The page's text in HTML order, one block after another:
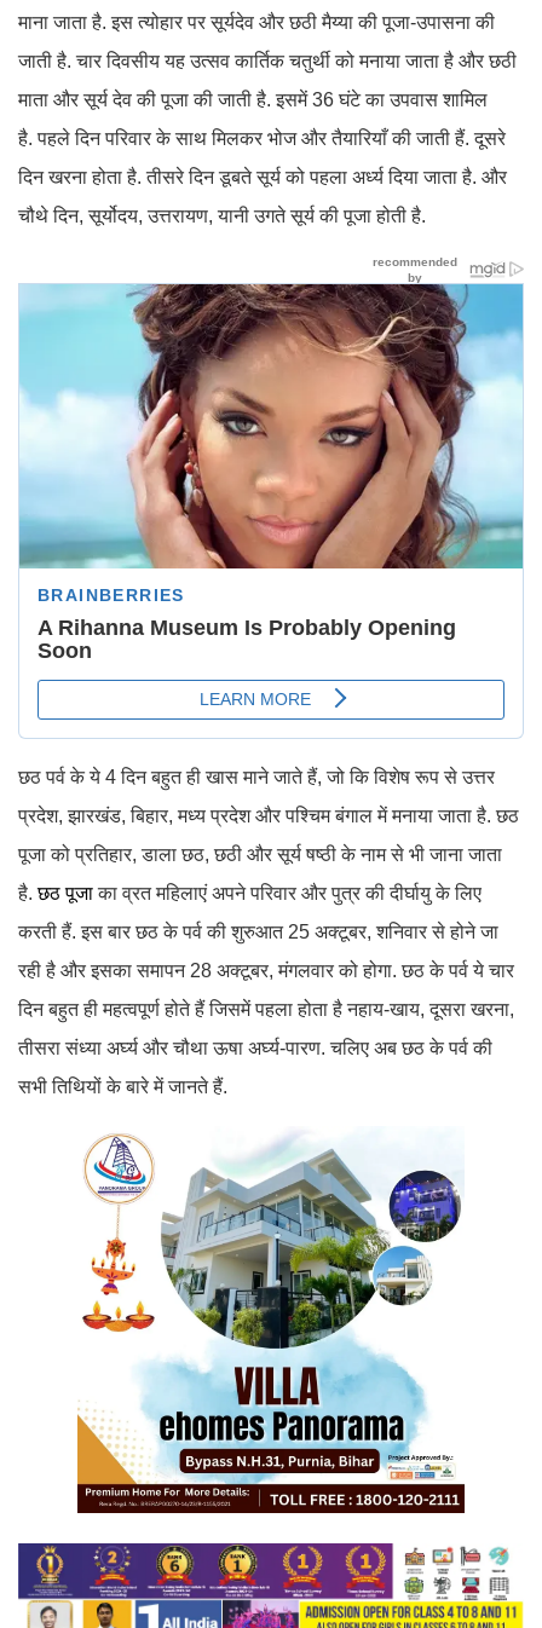
माना जाता है. इस त्योहार पर सूर्यदेव और छठी मैय्या की पूजा-उपासना की
जाती है. चार दिवसीय यह उत्सव कार्तिक चतुर्थी को मनाया जाता है और छठी
माता और सूर्य देव की पूजा की जाती है. इसमें 36 घंटे का उपवास शामिल
है. पहले दिन परिवार के साथ मिलकर भोज और तैयारियाँ की जाती हैं. दूसरे
दिन खरना होता है. तीसरे दिन डूबते सूर्य को पहला अर्ध्य दिया जाता है. और
चौथे दिन, सूर्योदय, उत्तरायण, यानी उगते सूर्य की पूजा होती है.
छठ पर्व के ये 4 दिन बहुत ही खास माने जाते हैं, जो कि विशेष रूप से उत्तर
प्रदेश, झारखंड, बिहार, मध्य प्रदेश और पश्चिम बंगाल में मनाया जाता है. छठ
पूजा को प्रतिहार, डाला छठ, छठी और सूर्य षष्ठी के नाम से भी जाना जाता
है. छठ पूजा का व्रत महिलाएं अपने परिवार और पुत्र की दीर्घायु के लिए
करती हैं. इस बार छठ के पर्व की शुरुआत 25 अक्टूबर, शनिवार से होने जा
रही है और इसका समापन 28 अक्टूबर, मंगलवार को होगा. छठ के पर्व ये चार
दिन बहुत ही महत्वपूर्ण होते हैं जिसमें पहला होता है नहाय-खाय, दूसरा खरना,
तीसरा संध्या अर्घ्य और चौथा ऊषा अर्घ्य-पारण. चलिए अब छठ के पर्व की
सभी तिथियों के बारे में जानते हैं.